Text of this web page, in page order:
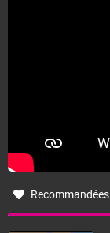
Recommandées